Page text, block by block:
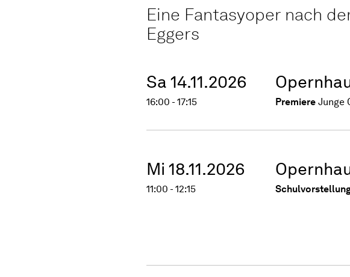
Eine Fantasyoper nach
Eggers
Sa 14.11.2026
16:00 - 17:15 Premiere Junge
Mi 18.11.2026
11:00 - 12:15